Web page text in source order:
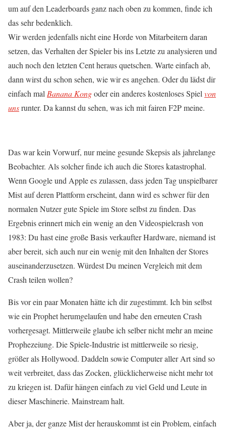
um auf den Leaderboards ganz nach oben zu kommen, finde ich
das sehr bedenklich.
Wir werden jedenfalls nicht eine Horde von Mitarbeitern daran
setzen, das Verhalten der Spieler bis ins Letzte zu analysieren und
auch noch den letzten Cent heraus quetschen. Warte einfach ab,
dann wirst du schon sehen, wie wir es angehen. Oder du lädst dir
einfach mal Banana Kongoder ein anderes kostenloses Spiel von
unsrunter. Da kannst du sehen, was ich mit fairen F2P meine.
Das war kein Vorwurf, nur meine gesunde Skepsis als jahrelange
Beobachter. Als solcher finde ich auch die Stores katastrophal.
Wenn Google und Apple es zulassen, dass jeden Tag unspielbarer
Mist auf deren Plattform erscheint, dann wird es schwer für den
normalen Nutzer gute Spiele im Store selbst zu finden. Das
Ergebnis erinnert mich ein wenig an den Videospielcrash von
1983: Du hast eine große Basis verkaufter Hardware, niemand ist
aber bereit, sich auch nur ein wenig mit den Inhalten der Stores
auseinanderzusetzen. Würdest Du meinen Vergleich mit dem
Crash teilen wollen?
Bis vor ein paar Monaten hätte ich dir zugestimmt. Ich bin selbst
wie ein Prophet herumgelaufen und habe den erneuten Crash
vorhergesagt. Mittlerweile glaube ich selber nicht mehr an meine
Prophezeiung. Die Spiele-Industrie ist mittlerweile so riesig,
größer als Hollywood. Daddeln sowie Computer aller Art sind so
weit verbreitet, dass das Zocken, glücklicherweise nicht mehr tot
zu kriegen ist. Dafür hängen einfach zu viel Geld und Leute in
dieser Maschinerie. Mainstream halt.
Aber ja, der ganze Mist der herauskommt ist ein Problem, einfach